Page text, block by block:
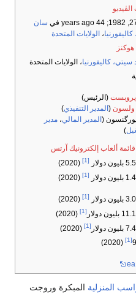
الڤيديو
; 44 years ago في سان
كاليفورنيا، الولايات المتحدة
سيتي، كاليفورنيا، الولايات المتحدة
پروبست (الرئيس)
ولسون ( المدير التنفيذي)
( المدير المالي، مدير
)
قائمة ألعاب إلكترونيك آرتس
[1]
(2020)
[1]
(2020)
[1]
(2020)
[1]
(2020)
[1]
(2020)
[1]
(2020)
المنزلية المبكرة وروجت